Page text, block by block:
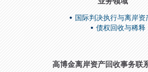
国际判决执行与离岸资
债权回收与稀释
高博金离岸资产回收事务联